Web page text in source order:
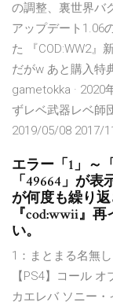
の調整、裏世界バ
アップデート1.06
た 『COD:WW2』
だがw あと購入特
gametokka · 2020
ずレベ武器レベ師
2019/05/08 2017/
エラー「1」～
「49664」が
が何度も繰り
『cod:wwii』
い。
1：まとまる名無
【PS4】コール
カエレバ ソニー